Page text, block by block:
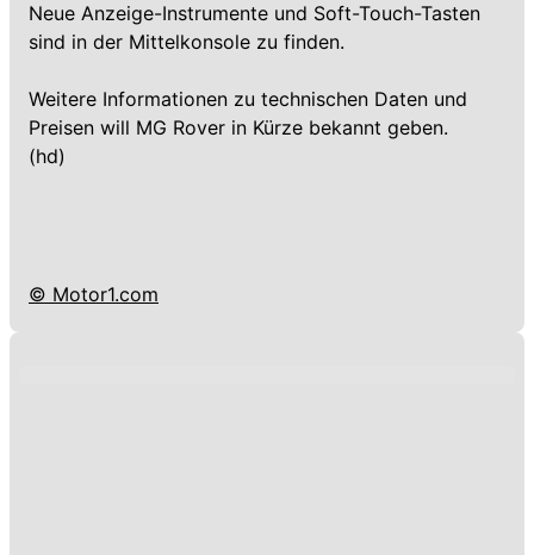
Neue Anzeige-Instrumente und Soft-Touch-Tasten
sind in der Mittelkonsole zu finden.
Weitere Informationen zu technischen Daten und
Preisen will MG Rover in Kürze bekannt geben.
(hd)
© Motor1.com